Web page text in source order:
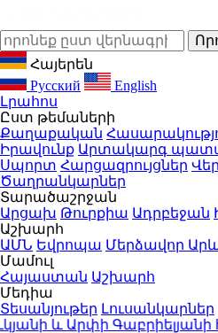
Հայերեն
Русский
English
Լրահոս
Ըստ թեմաների
Քաղաքական
Իրավունք Արտակարգ
Սպորտ Հարցազրույցներ
Ծաղրանկարներ
Տարածաշրջան
Արցախ Թուրքիա Ադրբեջան
Աշխարհ
ԱՄՆ Եվրոպա Մերձավոր
Մամուլ
Հայաստան Աշխարհ
Մեդիա
Տեսանյութեր Լուսանկարներ
և Արփի Գաբրիելյանի